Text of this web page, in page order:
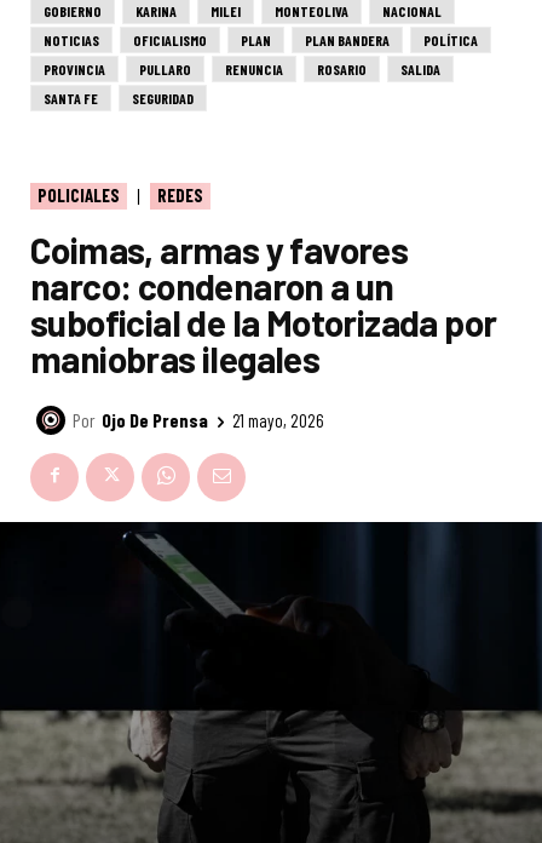
GOBIERNO
KARINA MILEI MONTEOLIVA
NACIONAL
NOTICIAS
OFICIALISMO PLAN PLAN BANDERA
POLÍTICA
PROVINCIA
PULLARO RENUNCIA ROSARIO
SALIDA
SANTA FE
SEGURIDAD